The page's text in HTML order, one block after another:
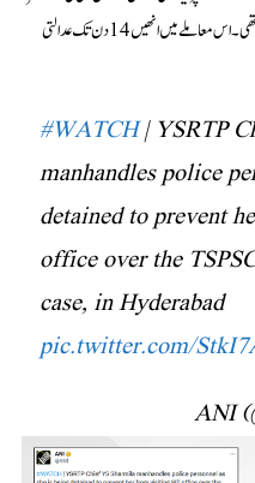
جا رہی تھیں اور پولیس انھیں جبراً روکنے کی کوشش کر رہی تھی۔ اس معاملے میں انھیں 14 دن تک عدالتی
#WATCH| YSRTP
manhandles police
detained to prevent
office over the
case, in Hyderabad
pic.twitter.com/